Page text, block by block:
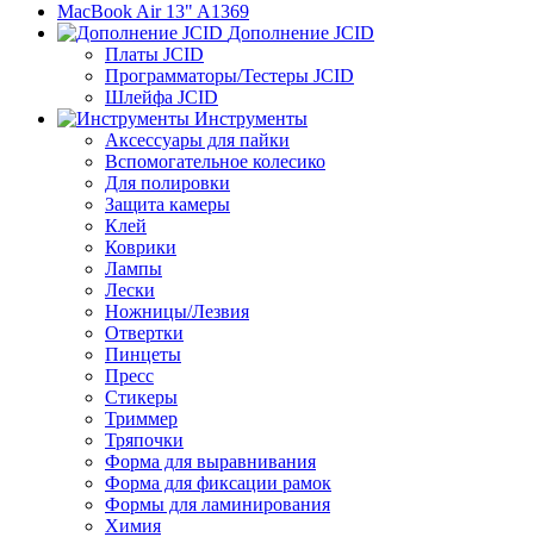
MacBook Air 13" A1369
Дополнение JCID
Платы JCID
Программаторы/Тестеры JCID
Шлейфа JCID
Инструменты
Аксессуары для пайки
Вспомогательное колесико
Для полировки
Защита камеры
Клей
Коврики
Лампы
Лески
Ножницы/Лезвия
Отвертки
Пинцеты
Пресс
Стикеры
Триммер
Тряпочки
Форма для выравнивания
Форма для фиксации рамок
Формы для ламинирования
Химия